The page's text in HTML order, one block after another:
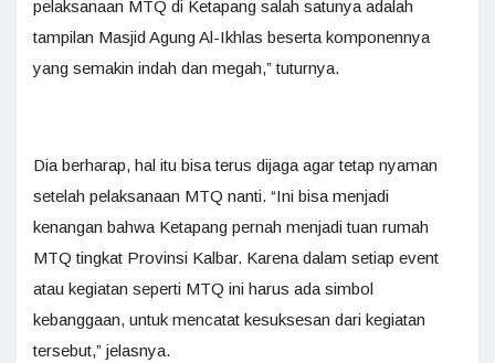
pelaksanaan MTQ di Ketapang salah satunya adalah
tampilan Masjid Agung Al-Ikhlas beserta komponennya
yang semakin indah dan megah,” tuturnya.
Dia berharap, hal itu bisa terus dijaga agar tetap nyaman
setelah pelaksanaan MTQ nanti. “Ini bisa menjadi
kenangan bahwa Ketapang pernah menjadi tuan rumah
MTQ tingkat Provinsi Kalbar. Karena dalam setiap event
atau kegiatan seperti MTQ ini harus ada simbol
kebanggaan, untuk mencatat kesuksesan dari kegiatan
tersebut,” jelasnya.